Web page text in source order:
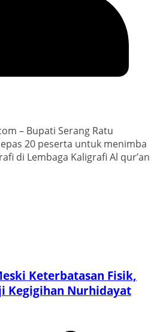
– Bupati Serang Ratu
20 peserta untuk menimba
di Lembaga Kaligrafi Al qur’an
Keterbatasan Fisik,
Kegigihan Nurhidayat